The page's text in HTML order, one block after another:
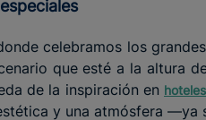
celebramos los
que esté a la altura
de la inspiración en
y una atmósfera —ya